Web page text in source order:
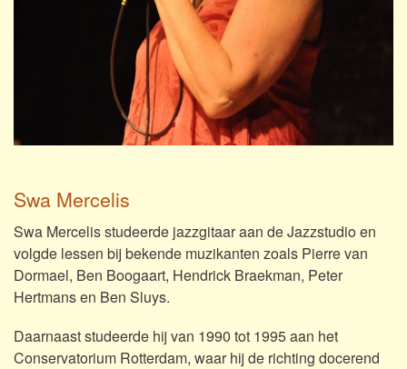
Swa Mercelis
Swa Mercelis studeerde jazzgitaar aan de Jazzstudio en
volgde lessen bij bekende muzikanten zoals Pierre van
Dormael, Ben Boogaart, Hendrick Braekman, Peter
Hertmans en Ben Sluys.
Daarnaast studeerde hij van 1990 tot 1995 aan het
Conservatorium Rotterdam, waar hij de richting docerend